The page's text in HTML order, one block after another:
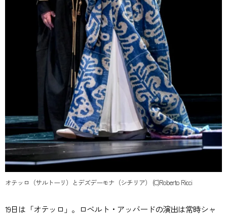
オテッロ（サルトーリ）とデズデーモナ（シチリア） (C)Roberto Ricci
19日は「オテッロ」。ロベルト・アッバードの演出は常時シャ